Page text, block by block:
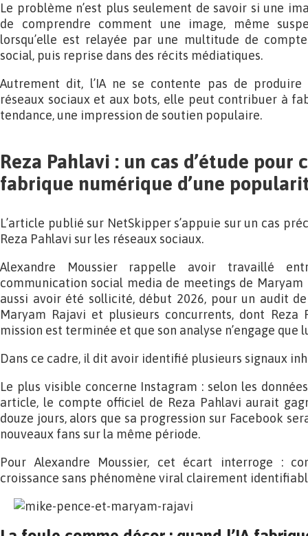
Le problème n’est plus seulement de savoir si une
de comprendre comment une image, même
lorsqu’elle est relayée par une multitude de
social, puis reprise dans des récits médiatiques.
Autrement dit, l’IA ne se contente pas de produire
réseaux sociaux et aux bots, elle peut contribuer à
tendance, une impression de soutien populaire.
Reza Pahlavi : un cas d’étude pour
fabrique numérique d’une
L’article publié sur NetSkipper s’appuie sur un cas
Reza Pahlavi sur les réseaux sociaux.
Alexandre Moussier rappelle avoir travaillé
communication social media de meetings de
aussi avoir été sollicité, début 2026, pour un audit
Maryam Rajavi et plusieurs concurrents, dont
mission est terminée et que son analyse n’engage que
Dans ce cadre, il dit avoir identifié plusieurs signaux
Le plus visible concerne Instagram : selon les
article, le compte officiel de Reza Pahlavi aurait
douze jours, alors que sa progression sur Facebook
nouveaux fans sur la même période.
Pour Alexandre Moussier, cet écart interroge :
croissance sans phénomène viral clairement